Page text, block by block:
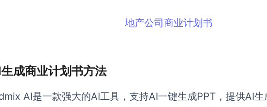
地产公司商业计划书
成商业计划书方法
AI是一款强大的AI工具，支持AI一键生成PPT，提供AI